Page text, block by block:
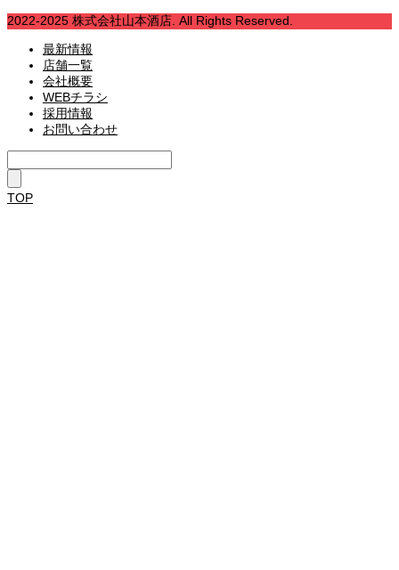
2022-2025 株式会社山本酒店. All Rights Reserved.
最新情報
店舗一覧
会社概要
WEBチラシ
採用情報
お問い合わせ
TOP